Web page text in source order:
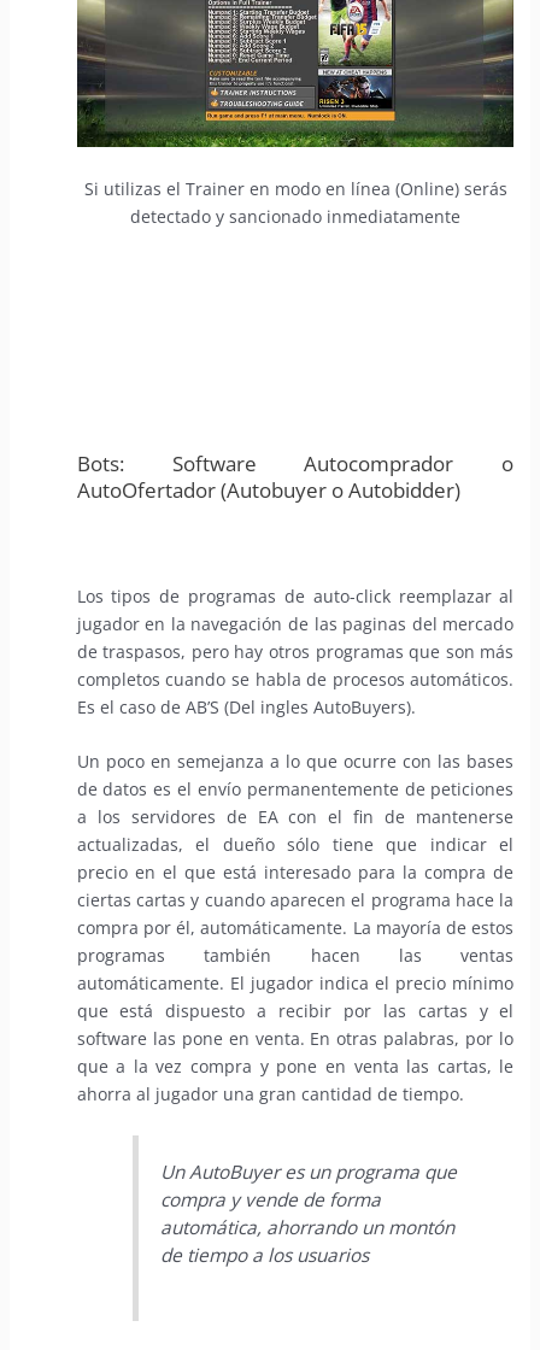
Si utilizas el Trainer en modo en línea (Online) serás
detectado y sancionado inmediatamente
Bots: Software Autocomprador o
AutoOfertador (Autobuyer o Autobidder)
Los tipos de programas de auto-click reemplazar al
jugador en la navegación de las paginas del mercado
de traspasos, pero hay otros programas que son más
completos cuando se habla de procesos automáticos.
Es el caso de AB’S (Del ingles AutoBuyers).
Un poco en semejanza a lo que ocurre con las bases
de datos es el envío permanentemente de peticiones
a los servidores de EA con el fin de mantenerse
actualizadas, el dueño sólo tiene que indicar el
precio en el que está interesado para la compra de
ciertas cartas y cuando aparecen el programa hace la
compra por él, automáticamente. La mayoría de estos
programas también hacen las ventas
automáticamente. El jugador indica el precio mínimo
que está dispuesto a recibir por las cartas y el
software las pone en venta. En otras palabras, por lo
que a la vez compra y pone en venta las cartas, le
ahorra al jugador una gran cantidad de tiempo.
Un AutoBuyer es un programa que
compra y vende de forma
automática, ahorrando un montón
de tiempo a los usuarios